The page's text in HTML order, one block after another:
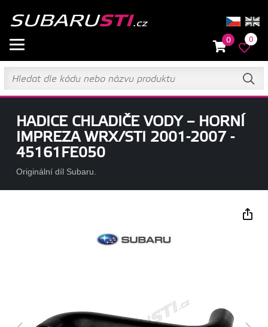
0 0
HADICE CHLADIČE VODY – HORNÍ
IMPREZA WRX/STI 2001-2007 -
45161FE050
Originální díl Subaru.